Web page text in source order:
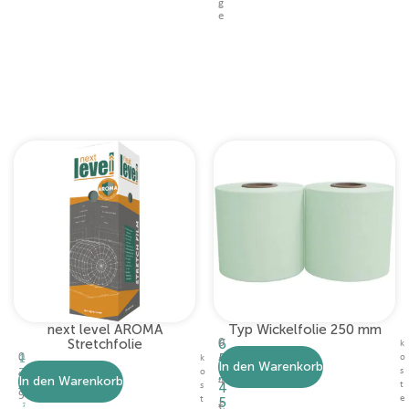
g
e
next level AROMA
Stretchfolie
1
3
9
,
0
,
0
9
In den Warenkorb
k
o
s
t
Typ Wickelfolie 250 mm
6
5
,
4
5
0
,
0
4
In den Warenkorb
k
o
s
t
e